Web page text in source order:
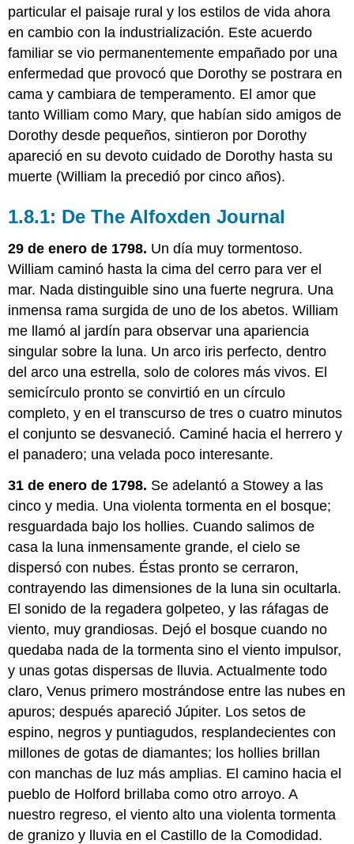
particular el paisaje rural y los estilos de vida ahora
en cambio con la industrialización. Este acuerdo
familiar se vio permanentemente empañado por una
enfermedad que provocó que Dorothy se postrara en
cama y cambiara de temperamento. El amor que
tanto William como Mary, que habían sido amigos de
Dorothy desde pequeños, sintieron por Dorothy
apareció en su devoto cuidado de Dorothy hasta su
muerte (William la precedió por cinco años).
1.8.1: De The Alfoxden Journal
29 de enero de 1798. Un día muy tormentoso.
William caminó hasta la cima del cerro para ver el
mar. Nada distinguible sino una fuerte negrura. Una
inmensa rama surgida de uno de los abetos. William
me llamó al jardín para observar una apariencia
singular sobre la luna. Un arco iris perfecto, dentro
del arco una estrella, solo de colores más vivos. El
semicírculo pronto se convirtió en un círculo
completo, y en el transcurso de tres o cuatro minutos
el conjunto se desvaneció. Caminé hacia el herrero y
el panadero; una velada poco interesante.
31 de enero de 1798. Se adelantó a Stowey a las
cinco y media. Una violenta tormenta en el bosque;
resguardada bajo los hollies. Cuando salimos de
casa la luna inmensamente grande, el cielo se
dispersó con nubes. Éstas pronto se cerraron,
contrayendo las dimensiones de la luna sin ocultarla.
El sonido de la regadera golpeteo, y las ráfagas de
viento, muy grandiosas. Dejó el bosque cuando no
quedaba nada de la tormenta sino el viento impulsor,
y unas gotas dispersas de lluvia. Actualmente todo
claro, Venus primero mostrándose entre las nubes en
apuros; después apareció Júpiter. Los setos de
espino, negros y puntiagudos, resplandecientes con
millones de gotas de diamantes; los hollies brillan
con manchas de luz más amplias. El camino hacia el
pueblo de Holford brillaba como otro arroyo. A
nuestro regreso, el viento alto una violenta tormenta
de granizo y lluvia en el Castillo de la Comodidad.